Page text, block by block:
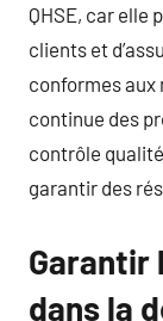
QHSE, car elle
clients et
conformes aux
continue des
contrôle
garantir des
Garantir
dans la